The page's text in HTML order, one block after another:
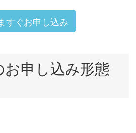
すぐお申し込み
申し込み形態